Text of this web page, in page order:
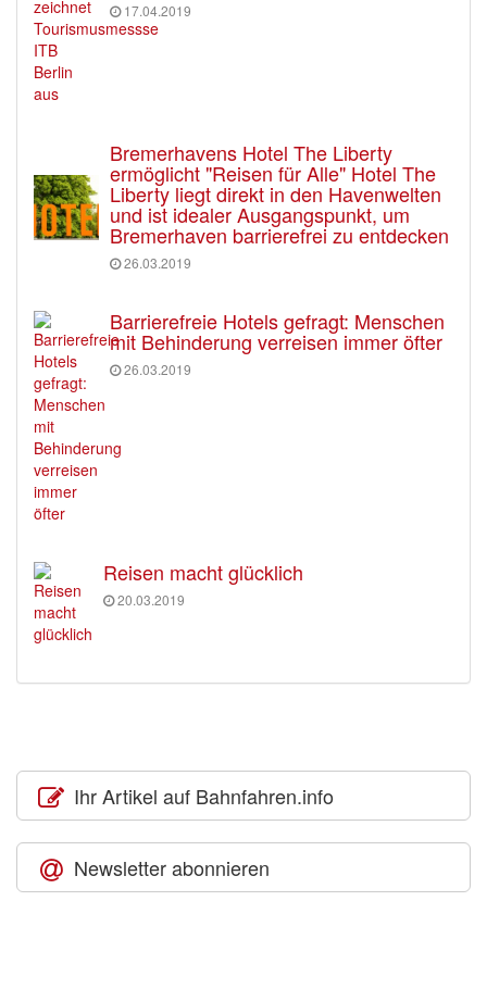
17.04.2019
Bremerhavens Hotel The Liberty
ermöglicht "Reisen für Alle" Hotel The
Liberty liegt direkt in den Havenwelten
und ist idealer Ausgangspunkt, um
Bremerhaven barrierefrei zu entdecken
26.03.2019
Barrierefreie Hotels gefragt: Menschen
mit Behinderung verreisen immer öfter
26.03.2019
Reisen macht glücklich
20.03.2019
Ihr Artikel auf Bahnfahren.info
Newsletter abonnieren